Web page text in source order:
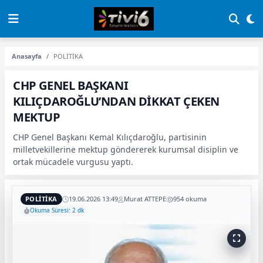
Anasayfa POLİTİKA
CHP GENEL BAŞKANI
KILIÇDAROĞLU’NDAN DİKKAT ÇEKEN
MEKTUP
CHP Genel Başkanı Kemal Kılıçdaroğlu, partisinin
milletvekillerine mektup göndererek kurumsal disiplin ve
ortak mücadele vurgusu yaptı.
POLİTİKA 19.06.2026 13:49 Murat ATTEPE 954 okuma
Okuma Süresi: 2 dk